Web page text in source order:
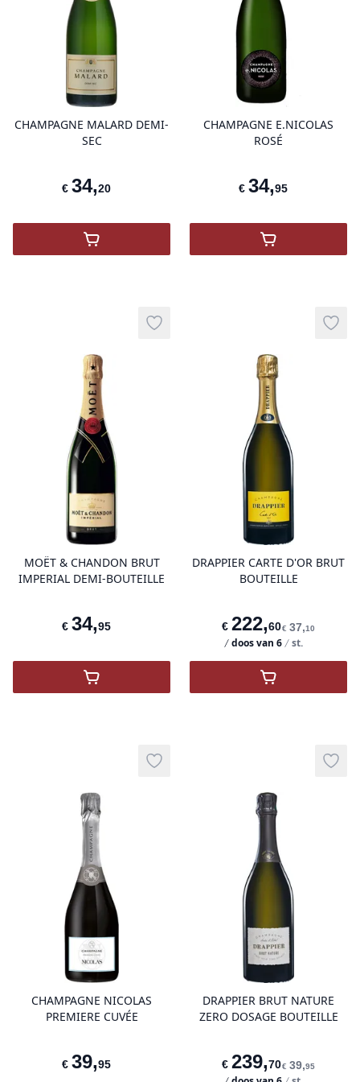
CHAMPAGNE MALARD DEMI-
SEC
€ 34,20
product variant items in cart, view
,Champagne Malard Demi-Sec
CHAMPAGNE E.NICOLAS
ROSÉ
€ 34,95
,Champagne
MOËT & CHANDON BRUT
IMPERIAL DEMI-BOUTEILLE
€ 34,95
Add to wishlist
product variant items in cart, view
,Moët & Chandon Brut Imperial
DRAPPIER CARTE D'OR BRUT
BOUTEILLE
€ 222,60
doos van 6
€ 37,10
st.
Add
,DRAPPIER
CHAMPAGNE NICOLAS
PREMIERE CUVÉE
€ 39,95
Add to wishlist
product variant items in cart, view
DRAPPIER BRUT NATURE
ZERO DOSAGE BOUTEILLE
€ 239,70€ 39,95
Add